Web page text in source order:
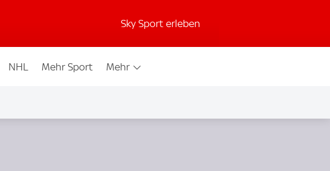
Sky Sport erleben
NHL Mehr Sport Mehr